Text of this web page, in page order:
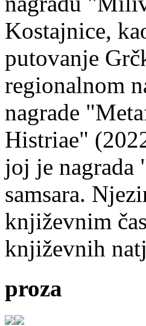
Kostajnice,
putovanje
regionalnom
nagrade
Histriae"
joj je nagrada
samsara.
književnim
književnih
proza